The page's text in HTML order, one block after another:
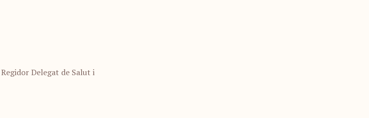
Regidor Delegat de Salut i